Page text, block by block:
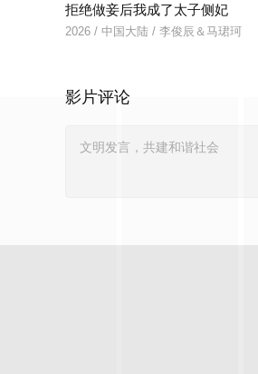
拒绝做妾后我成了太子侧妃
2026 / 中国大陆 / 李俊辰＆马珺珂
影片评论